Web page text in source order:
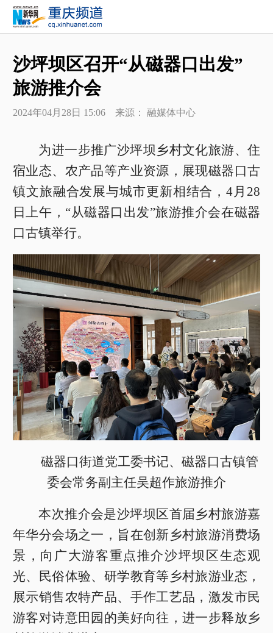
沙坪坝区召开“从磁器口出发”
旅游推介会
2024年04月28日 15:06 来源： 融媒体中心
为进一步推广沙坪坝乡村文化旅游、住
宿业态、农产品等产业资源，展现磁器口古
镇文旅融合发展与城市更新相结合，4月28
日上午，“从磁器口出发”旅游推介会在磁器
口古镇举行。
磁器口街道党工委书记、磁器口古镇管
委会常务副主任吴超作旅游推介
本次推介会是沙坪坝区首届乡村旅游嘉
年华分会场之一，旨在创新乡村旅游消费场
景，向广大游客重点推介沙坪坝区生态观
光、民俗体验、研学教育等乡村旅游业态，
展示销售农特产品、手作工艺品，激发市民
游客对诗意田园的美好向往，进一步释放乡